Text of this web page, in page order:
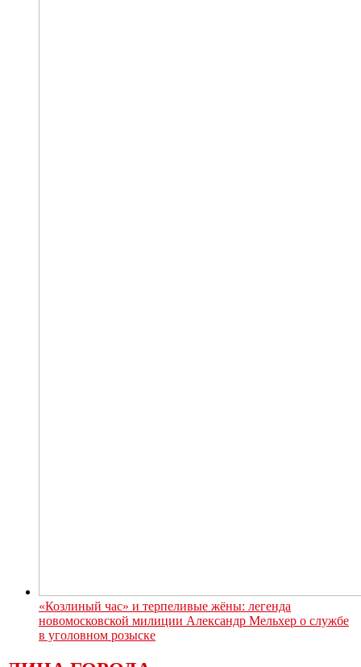
«Козлиный час» и терпеливые жёны: легенда
новомосковской милиции Александр Мельхер о службе
в уголовном розыске